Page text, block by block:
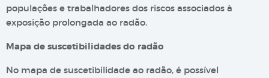
populações e trabalhadores dos riscos associados à
exposição prolongada ao radão.
Mapa de suscetibilidades do radão
No mapa de suscetibilidade ao radão, é possível